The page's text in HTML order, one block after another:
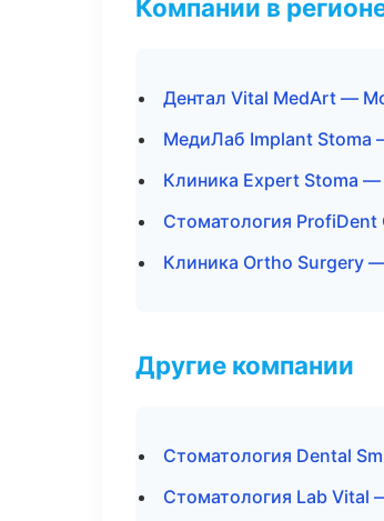
Компании в
Дентал Vital MedArt —
МедиЛаб Implant Stoma
Клиника Expert Stoma —
Стоматология
Клиника Ortho Surgery
Другие компании
Стоматология Dental
Стоматология Lab Vital